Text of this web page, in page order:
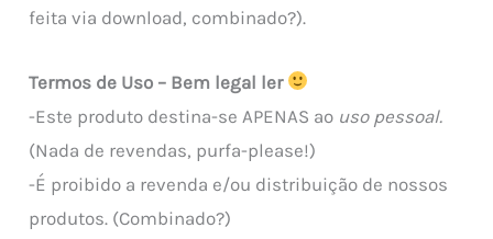
feita via download, combinado?).
Termos de Uso – Bem legal ler
-Este produto destina-se APENAS ao uso pessoal.
(Nada de revendas, purfa-please!)
-É proibido a revenda e/ou distribuição de nossos
produtos. (Combinado?)